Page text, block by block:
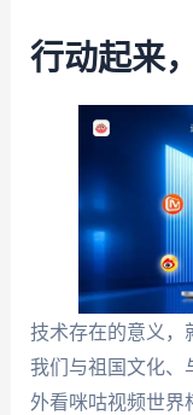
行动起来
技术存在的意义，
我们与祖国文化、
外看咪咕视频世界